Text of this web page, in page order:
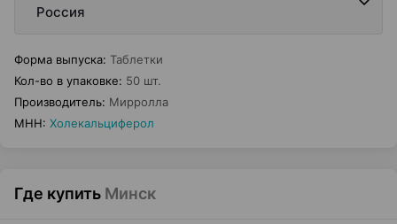
Россия
Форма выпуска: Таблетки
Кол-во в упаковке: 50 шт.
Производитель: Мирролла
МНН: Холекальциферол
Где купить Минск